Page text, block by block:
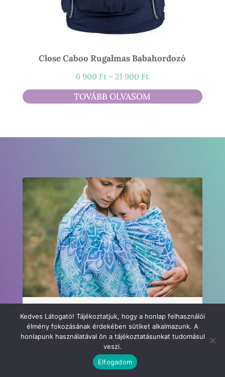
Close Caboo Rugalmas Babahordozó
6 900 Ft – 21 900 FtÁrtartomány:
6
900 Ft
TOVÁBB OLVASOM
Az egészséges lelki fejlődés egyik alapvető
tényezője a csecsemő és a szülő(k) közt
kialakuló korai kötődés.
Csatlakozz hozzánk, ha
Kedves Látogató! Tájékoztatjuk, hogy a honlap felhasználói
élmény fokozásának érdekében sütiket alkalmazunk. A
honlapunk használatával ön a tájékoztatásunkat tudomásul
veszi.
Elfogadom